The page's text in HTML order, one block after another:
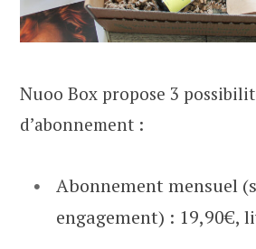
Nuoo Box propose 3
d’abonnement :
Abonnement mensuel
engagement) : 19,90€,